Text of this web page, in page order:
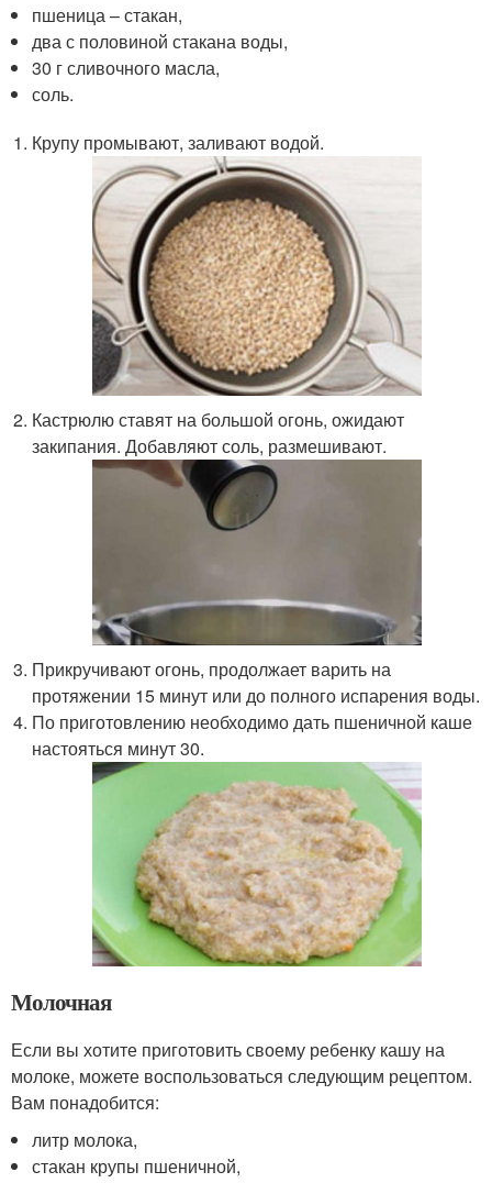
пшеница – стакан,
два с половиной стакана воды,
30 г сливочного масла,
соль.
Крупу промывают, заливают водой.
Кастрюлю ставят на большой огонь, ожидают
закипания. Добавляют соль, размешивают.
Прикручивают огонь, продолжает варить на
протяжении 15 минут или до полного испарения воды.
По приготовлению необходимо дать пшеничной каше
настояться минут 30.
Молочная
Если вы хотите приготовить своему ребенку кашу на
молоке, можете воспользоваться следующим рецептом.
Вам понадобится:
литр молока,
стакан крупы пшеничной,